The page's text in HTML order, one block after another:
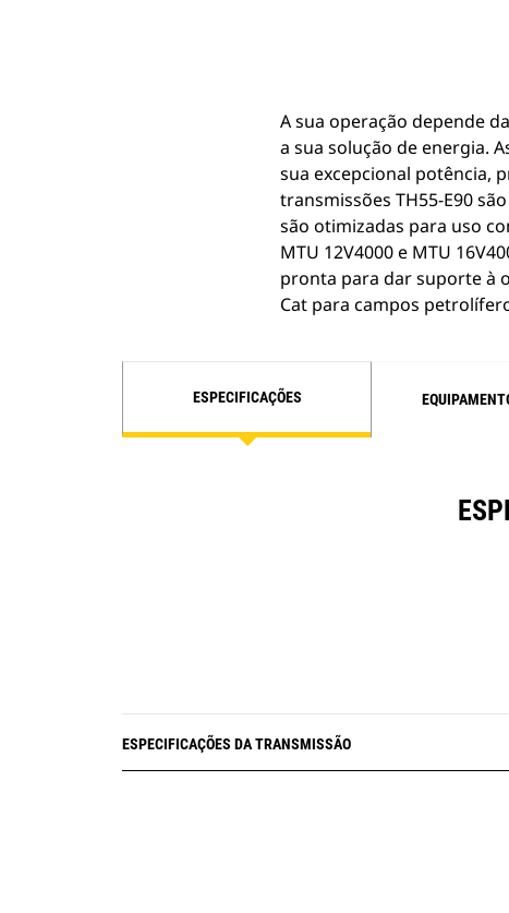
A sua operação depende
a sua solução de energia.
sua excepcional potência,
transmissões TH55-E90
são otimizadas para uso
MTU 12V4000 e MTU
pronta para dar suporte à
Cat para campos
ESPECIFICAÇÕES
ESPECIFICAÇÕES DA TRANSMISSÃO